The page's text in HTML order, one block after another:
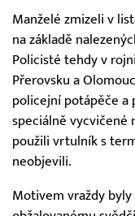
Manželé zmizeli v
na základě
Policisté tehdy v
Přerovsku a
policejní potápěče a
speciálně vycvičené
použili vrtulník s
neobjevili.
Motivem vraždy